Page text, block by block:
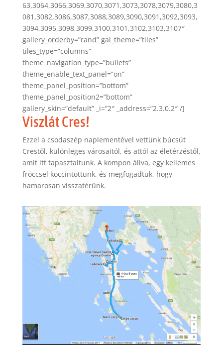
63,3064,3066,3069,3070,3071,3073,3078,3079,3080,3
081,3082,3086,3087,3088,3089,3090,3091,3092,3093,
3094,3095,3098,3099,3100,3101,3102,3103,3107″
gallery_orderby=”rand” gal_theme=”tiles”
tiles_type=”columns”
theme_navigation_type=”bullets”
theme_enable_text_panel=”on”
theme_panel_position=”bottom”
theme_panel_position2=”bottom”
gallery_skin=”default” _i=”2″ _address=”2.3.0.2″ /]
Viszlát Cres!
Ezzel a csodaszép naplementével vettünk búcsút
Crestől, különleges városaitól, és attól az életérzéstől,
amit itt tapasztaltunk. A kompon állva, egy kellemes
fröccsel koccintottunk, és megfogadtuk, hogy
hamarosan visszatérünk.